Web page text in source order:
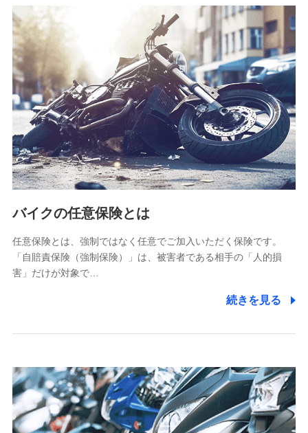
SBIリスタ少額短期保険会社
(https://www.jishin.co.jp/)
スマートプラス少額短期保険株式会社
（https://www.smartplus-insurance.com/）
チューリッヒ少額短期保険株式会社
(https://www.zurichssi.co.jp/)
Tokio Marine X少額短期保険株式会社
(https://www.tokiomarine-x.co.jp/)
ペットメディカルサポート株式会社
(https://pshoken.co.jp/)
リトルファミリー少額短期保険株式会社
(https://www.littlefamily-ssi.com/)
2.共同募集を行う代理店から受領する個人情報
郵便、電話、およびＥメール等により、当社と取引のあるも
しくは委託を受けている保険会社・提携会社の保険その他に
関する情報を提供し、金融商品等の契約を勧奨するため、ま
た維持管理等の委託業務遂行のため、またそれらに付帯、関
（なお、当社は複数の保険会社と取引があり、取得した個人
3.セミナー募集サイトから取得した個人情報
各種セミナーの案内、開催のため
上記に係る連絡・手続き・管理等付帯業務を行うため
バイクの任意保険とは
任意保険とは、強制ではなく任意でご加入いただく保険です。
「自賠責保険（強制保険）」は、被害者である相手の「人的損
害」だけが対象で…
続きを見る